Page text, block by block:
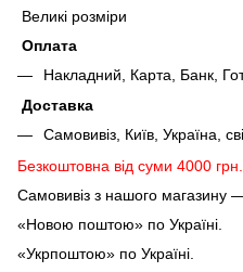
Великі розміри
Оплата
Накладний, Карта, Банк,
Доставка
Самовивіз, Київ, Україна,
Безкоштовна від суми 4000 грн.
Самовивіз з нашого магазину
«Новою поштою» по Україні.
«Укрпоштою» по Україні.